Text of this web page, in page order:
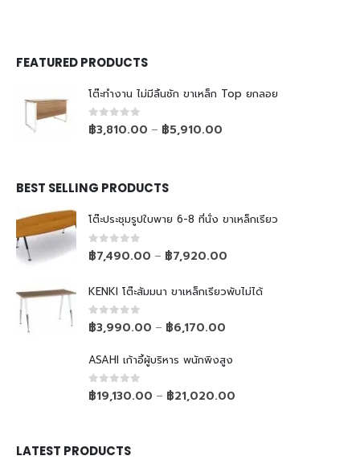
FEATURED PRODUCTS
โต๊ะทำงาน ไม่มีลิ้นชัก ขาเหล็ก Top ยกลอย
0out of 5
฿3,810.00 – ฿5,910.00
BEST SELLING PRODUCTS
โต๊ะประชุมรูปใบพาย 6-8 ที่นั่ง ขาเหล็กเรียว
0out of 5
฿7,490.00 – ฿7,920.00
KENKI โต๊ะสัมมนา ขาเหล็กเรียวพับไม่ได้
0out of 5
฿3,990.00 – ฿6,170.00
ASAHI เก้าอี้ผู้บริหาร พนักพิงสูง
0out of 5
฿19,130.00 – ฿21,020.00
LATEST PRODUCTS